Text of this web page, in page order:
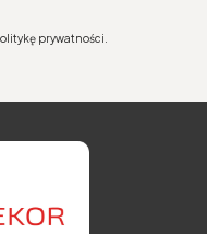
prywatności.